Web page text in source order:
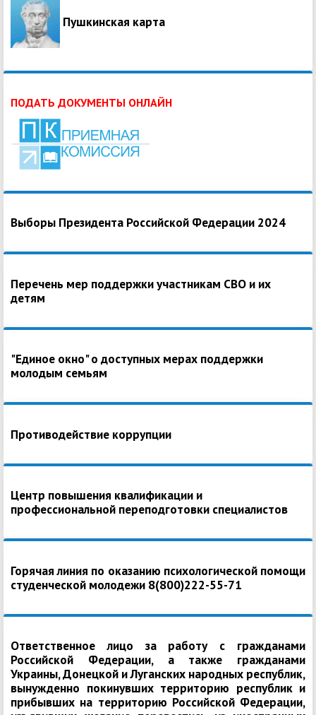
Пушкинская карта
ПОДАТЬ ДОКУМЕНТЫ ОНЛАЙН
Выборы Президента Российской Федерации 2024
Перечень мер поддержки участникам СВО и их
детям
"Единое окно" о доступных мерах поддержки
молодым семьям
Противодействие коррупции
Центр повышения квалификации и
профессиональной переподготовки специалистов
Горячая линия по оказанию психологической помощи
студенческой молодежи 8(800)222-55-71
Ответственное лицо за работу с гражданами
Российской Федерации, а также гражданами
Украины, Донецкой и Луганских народных республик,
вынужденно покинувших территорию республик и
прибывших на территорию Российской Федерации,